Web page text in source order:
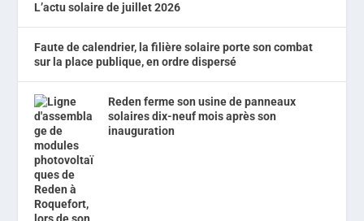
L’actu solaire de juillet 2026
Faute de calendrier, la filière solaire porte son combat
sur la place publique, en ordre dispersé
Reden ferme son usine de panneaux
solaires dix-neuf mois après son
inauguration